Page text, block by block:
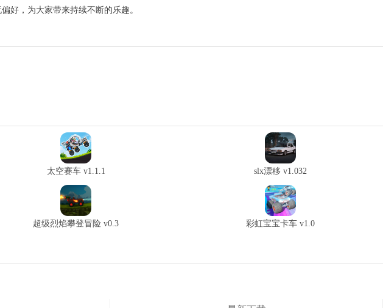
好，为大家带来持续不断的乐趣。
太空赛车 v1.1.1 slx漂移 v1.032
超级烈焰攀登冒险 v0.3 彩虹宝宝卡车 v1.0